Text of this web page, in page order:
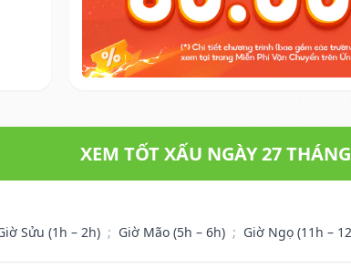
XEM TỐT XẤU NGÀY 27
Sửu (1h – 2h) ; Giờ Mão (5h – 6h) ; Giờ Ngọ (11h –